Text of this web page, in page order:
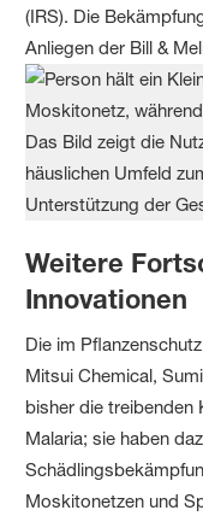
(IRS). Die
Anliegen der Bill &
Weitere
Innovationen
Die im
Mitsui Chemical,
bisher die treibenden
Malaria; sie haben
Moskitonetzen und